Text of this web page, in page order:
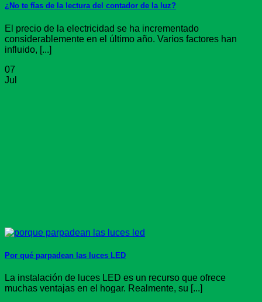
¿No te fías de la lectura del contador de la luz?
El precio de la electricidad se ha incrementado
considerablemente en el último año. Varios factores han
influido, [...]
07
Jul
Por qué parpadean las luces LED
La instalación de luces LED es un recurso que ofrece
muchas ventajas en el hogar. Realmente, su [...]